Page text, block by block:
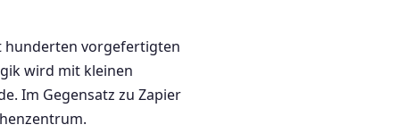
hunderten vorgefertigten
wird mit kleinen
Im Gegensatz zu Zapier